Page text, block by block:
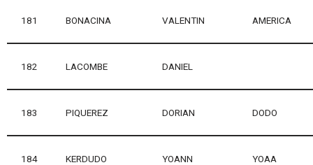
181 BONACINA VALENTIN AMERICA
182 LACOMBE DANIEL
183 PIQUEREZ DORIAN DODO
184 KERDUDO YOANN YOAA